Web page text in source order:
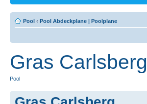
Pool ‹ Pool Abdeckplane | Poolplane
Gras Carlsberg
Pool